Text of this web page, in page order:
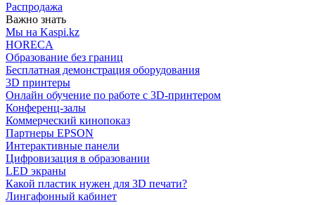
Распродажа
Важно знать
Мы на Kaspi.kz
HORECA
Образование без границ
Бесплатная демонстрация оборудования
3D принтеры
Онлайн обучение по работе с 3D-принтером
Конференц-залы
Коммерческий кинопоказ
Партнеры EPSON
Интерактивные панели
Цифровизация в образовании
LED экраны
Какой пластик нужен для 3D печати?
Лингафонный кабинет